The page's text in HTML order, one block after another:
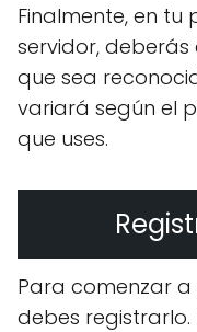
Finalmente, en
servidor,
que sea
variará según el
que uses.
Para comenzar a
debes